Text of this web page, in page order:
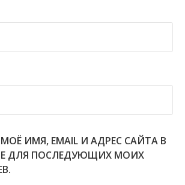
ИМЯ, EMAIL И АДРЕС САЙТА В
ДЛЯ ПОСЛЕДУЮЩИХ МОИХ